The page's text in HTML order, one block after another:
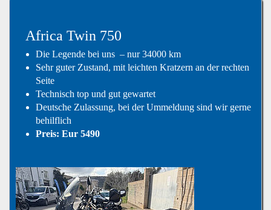
Africa Twin 750
Die Legende bei uns – nur 34000 km
Sehr guter Zustand, mit leichten Kratzern an der rechten
Seite
Technisch top und gut gewartet
Deutsche Zulassung, bei der Ummeldung sind wir gerne
behilflich
Preis: Eur 5490